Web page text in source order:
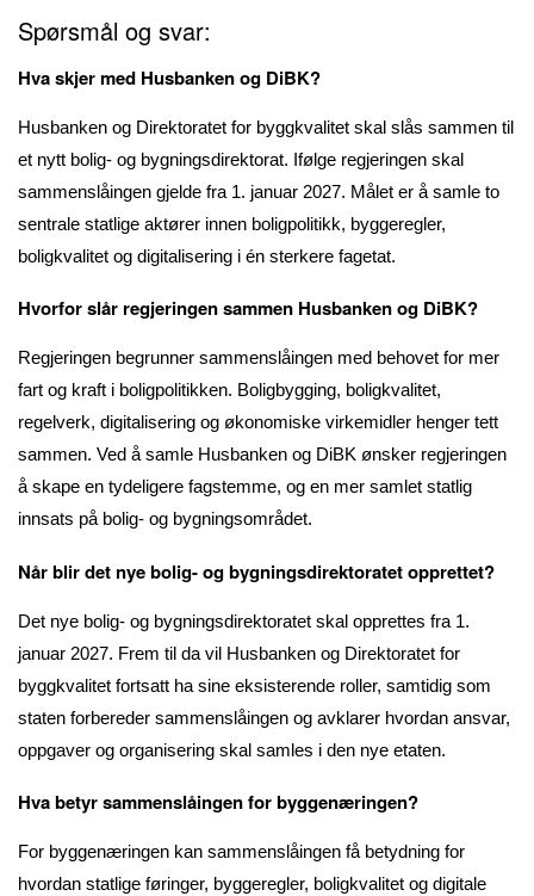
Spørsmål og svar:
Hva skjer med Husbanken og DiBK?
Husbanken og Direktoratet for byggkvalitet skal slås sammen til
et nytt bolig- og bygningsdirektorat. Ifølge regjeringen skal
sammenslåingen gjelde fra 1. januar 2027. Målet er å samle to
sentrale statlige aktører innen boligpolitikk, byggeregler,
boligkvalitet og digitalisering i én sterkere fagetat.
Hvorfor slår regjeringen sammen Husbanken og DiBK?
Regjeringen begrunner sammenslåingen med behovet for mer
fart og kraft i boligpolitikken. Boligbygging, boligkvalitet,
regelverk, digitalisering og økonomiske virkemidler henger tett
sammen. Ved å samle Husbanken og DiBK ønsker regjeringen
å skape en tydeligere fagstemme, og en mer samlet statlig
innsats på bolig- og bygningsområdet.
Når blir det nye bolig- og bygningsdirektoratet opprettet?
Det nye bolig- og bygningsdirektoratet skal opprettes fra 1.
januar 2027. Frem til da vil Husbanken og Direktoratet for
byggkvalitet fortsatt ha sine eksisterende roller, samtidig som
staten forbereder sammenslåingen og avklarer hvordan ansvar,
oppgaver og organisering skal samles i den nye etaten.
Hva betyr sammenslåingen for byggenæringen?
For byggenæringen kan sammenslåingen få betydning for
hvordan statlige føringer, byggeregler, boligkvalitet og digitale